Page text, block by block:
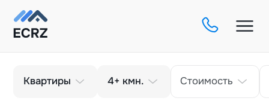
Тип
Квартиры Кол-во комнат
4+ кмн. Стоимость